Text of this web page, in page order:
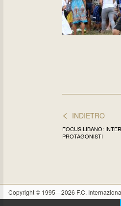
< INDIETRO
FOCUS LIBANO:
PROTAGONISTI
Copyright © 1995—2026 F.C.